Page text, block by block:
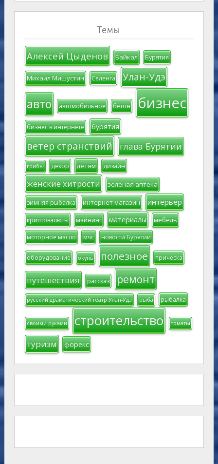
Темы
Алексей Цыденов Байкал Бурятия
Михаил Мишустин Селенга Улан-Удэ
авто автомобильное бетон бизнес
бизнес в интернете бурятия
ветер странствий глава Бурятии
грибы декор детям дизайн
женские хитрости зеленая аптека
зимняя рыбалка интернет магазин интерьер
криптовалюты майнинг материалы мебель
моторное масло мчс новости Бурятии
оборудование окунь полезное прическа
путешествия рассказ ремонт
русский драматический театр Улан-Удэ рыба рыбалка
своими руками строительство томаты
туризм форекс